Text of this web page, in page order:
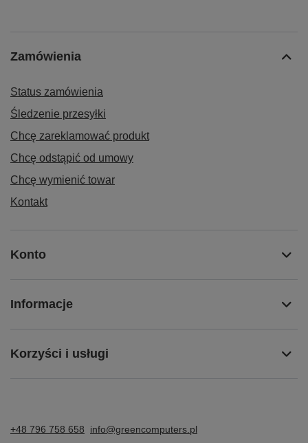
Zamówienia
Status zamówienia
Śledzenie przesyłki
Chcę zareklamować produkt
Chcę odstąpić od umowy
Chcę wymienić towar
Kontakt
Konto
Informacje
Korzyści i usługi
+48 796 758 658
info@greencomputers.pl